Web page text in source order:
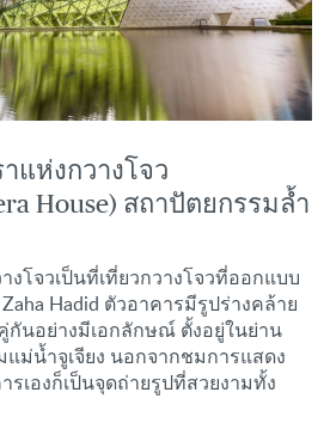
แห่งกวางโจว
House) สถาปัตยกรรมล้ำ
งโจวเป็นที่เที่ยวกวางโจวที่ออกแบบ
Hadid ตัวอาคารมีรูปร่างคล้าย
กันอย่างมีเอกลักษณ์ ตั้งอยู่ในย่าน
แม่น้ำจูเจียง นอกจากชมการแสดง
เองก็เป็นจุดถ่ายรูปที่สวยงามทั้ง